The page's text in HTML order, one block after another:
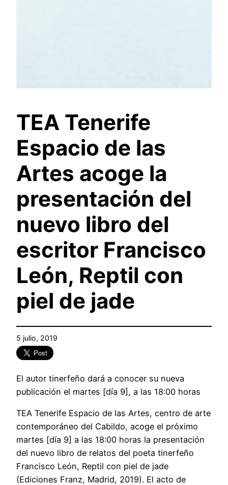
TEA Tenerife
Espacio de las
Artes acoge la
presentación del
nuevo libro del
escritor Francisco
León, Reptil con
piel de jade
5 julio, 2019
El autor tinerfeño dará a conocer su nueva
publicación el martes [día 9], a las 18:00 horas
TEA Tenerife Espacio de las Artes, centro de arte
contemporáneo del Cabildo, acoge el próximo
martes [día 9] a las 18:00 horas la presentación
del nuevo libro de relatos del poeta tinerfeño
Francisco León, Reptil con piel de jade
(Ediciones Franz, Madrid, 2019). El acto de